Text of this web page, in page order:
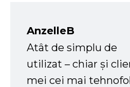
AnzelleB
Atât de simplu de
utilizat – chiar și
mei cei mai